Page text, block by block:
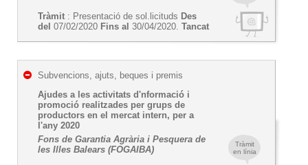
Tràmit : Presentació de sol.licituds Des
del 07/02/2020 Fins al 30/04/2020. Tancat
Tràmit
en línia
Subvencions, ajuts, beques i premis
Ajudes a les activitats d'nformació i
promoció realitzades per grups de
productors en el mercat intern, per a
l'any 2020
Fons de Garantia Agrària i Pesquera de
les Illes Balears (FOGAIBA)